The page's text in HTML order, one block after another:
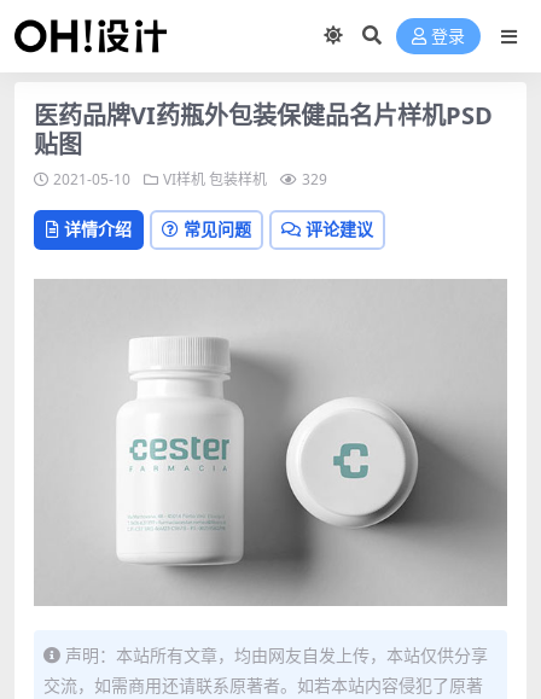
登录
医药品牌VI药瓶外包装保健品名片样机PSD
贴图
2021-05-10 VI样机包装样机 329
详情介绍 常见问题 评论建议
声明：本站所有文章，均由网友自发上传，本站仅供分享
交流，如需商用还请联系原著者。如若本站内容侵犯了原著